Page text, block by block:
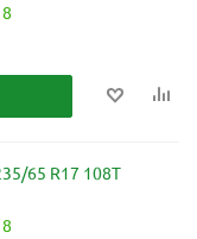
8
65 R17 108T
8